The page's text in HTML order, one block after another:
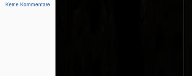
Keine Kommentare